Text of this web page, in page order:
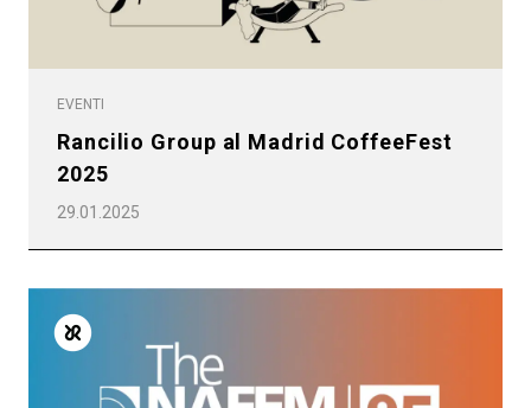
EVENTI
Rancilio Group al Madrid CoffeeFest
2025
29.01.2025